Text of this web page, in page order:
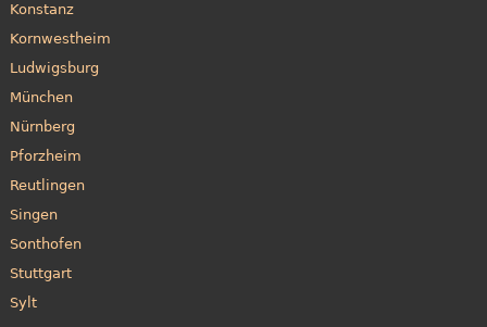
Konstanz
Kornwestheim
Ludwigsburg
München
Nürnberg
Pforzheim
Reutlingen
Singen
Sonthofen
Stuttgart
Sylt